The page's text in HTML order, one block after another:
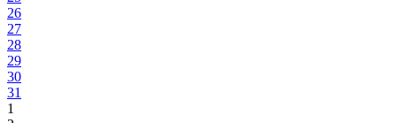
26
27
28
29
30
31
1